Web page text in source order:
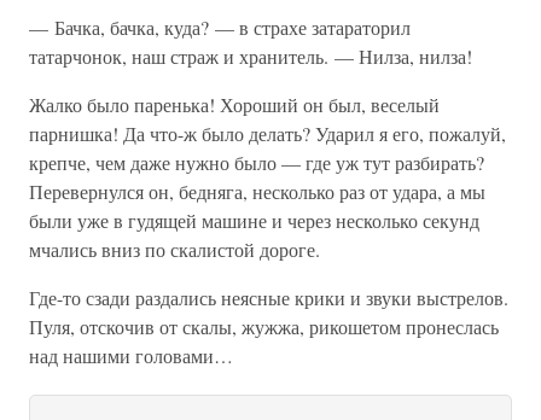
— Бачка, бачка, куда? — в страхе затараторил
татарчонок, наш страж и хранитель. — Нилза, нилза!
Жалко было паренька! Хороший он был, веселый
парнишка! Да что-ж было делать? Ударил я его, пожалуй,
крепче, чем даже нужно было — где уж тут разбирать?
Перевернулся он, бедняга, несколько раз от удара, а мы
были уже в гудящей машине и через несколько секунд
мчались вниз по скалистой дороге.
Где-то сзади раздались неясные крики и звуки выстрелов.
Пуля, отскочив от скалы, жужжа, рикошетом пронеслась
над нашими головами…